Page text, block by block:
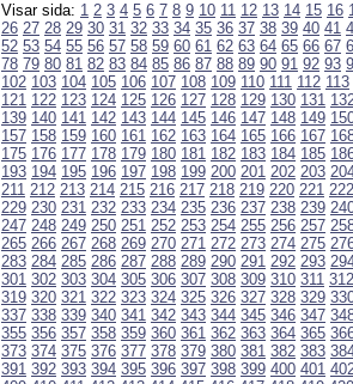
Visar sida: 1 2 3 4 5 6 7 8 9 10 11 12 13 14 15 16
26 27 28 29 30 31 32 33 34 35 36 37 38 39 40 41
52 53 54 55 56 57 58 59 60 61 62 63 64 65 66 67
78 79 80 81 82 83 84 85 86 87 88 89 90 91 92 93
102 103 104 105 106 107 108 109 110 111 112 113
121 122 123 124 125 126 127 128 129 130 131
139 140 141 142 143 144 145 146 147 148 149
157 158 159 160 161 162 163 164 165 166 167
175 176 177 178 179 180 181 182 183 184 185
193 194 195 196 197 198 199 200 201 202 203
211 212 213 214 215 216 217 218 219 220 221 222
229 230 231 232 233 234 235 236 237 238 239
247 248 249 250 251 252 253 254 255 256 257
265 266 267 268 269 270 271 272 273 274 275
283 284 285 286 287 288 289 290 291 292 293
301 302 303 304 305 306 307 308 309 310 311 312
319 320 321 322 323 324 325 326 327 328 329
337 338 339 340 341 342 343 344 345 346 347
355 356 357 358 359 360 361 362 363 364 365
373 374 375 376 377 378 379 380 381 382 383
391 392 393 394 395 396 397 398 399 400 401